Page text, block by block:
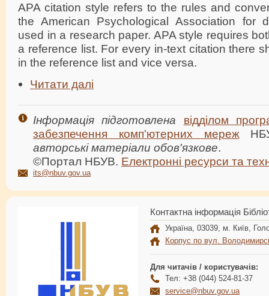
APA citation style refers to the rules and
the American Psychological Association for
used in a research paper. APA style requires
a reference list. For every in-text citation there
in the reference list and vice versa.
Читати далі
Інформація підготовлена
відділом
забезпечення комп'ютерних мереж
авторські матеріали обов'язкове.
©Портал НБУВ. Електронні ресурси та
its@nbuv.gov.ua
Контактна інформація
Україна, 03039, м. Київ,
Корпус по вул.
Для читачів / користувачів:
Тел: +38 (044) 524-81-37
service@nbuv.gov.ua